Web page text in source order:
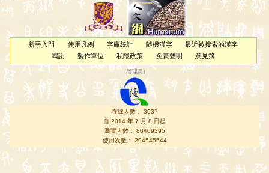
新手入門 使用凡例 字庫統計 隨機漢字
最近被搜索的漢字
鳴謝
製作單位 私隱政策 免責聲明 意見簿
（管理員 ）
在線人數： 3637
自 2014 年 7 月 8 日起
瀏覽人數： 80409395
使用次數： 294545544